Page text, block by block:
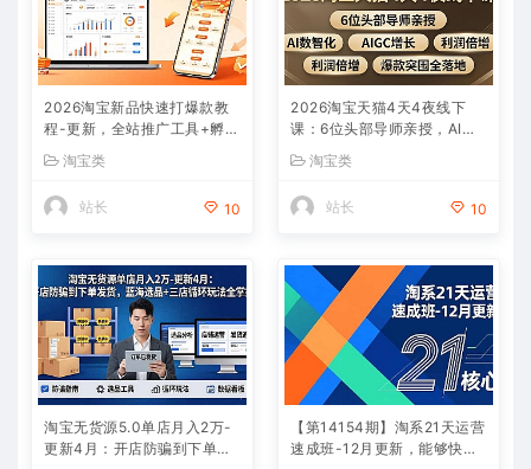
2026淘宝新品快速打爆款教
程-更新，全站推广工具+孵化
机制+提报冲顶全流程教学
淘宝类
站长 10
2026淘宝天猫4天4夜线下
课：6位头部导师亲授，AI数
智化+AIGC增长+利润倍增
+爆款突围全落地
淘宝类
站长 10
淘宝无货源5.0单店月入2万-
更新4月：开店防骗到下单发
【第14154期】淘系21天运营
速成班-12月更新，能够快速